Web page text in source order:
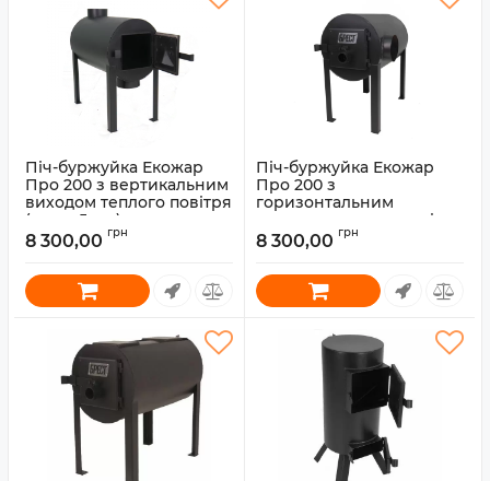
Піч-буржуйка Екожар
Про 200 з вертикальним
виходом теплого повітря
(сталь 5 мм)
Артикул: 30010045
8 300,00 грн
Піч-буржуйка Екожар
Про 200 з
горизонтальним
виходом теплого повітря
(сталь 5 мм)
8 300,00 грн